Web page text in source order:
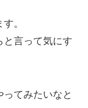
。
と言って気にす
てみたいなと